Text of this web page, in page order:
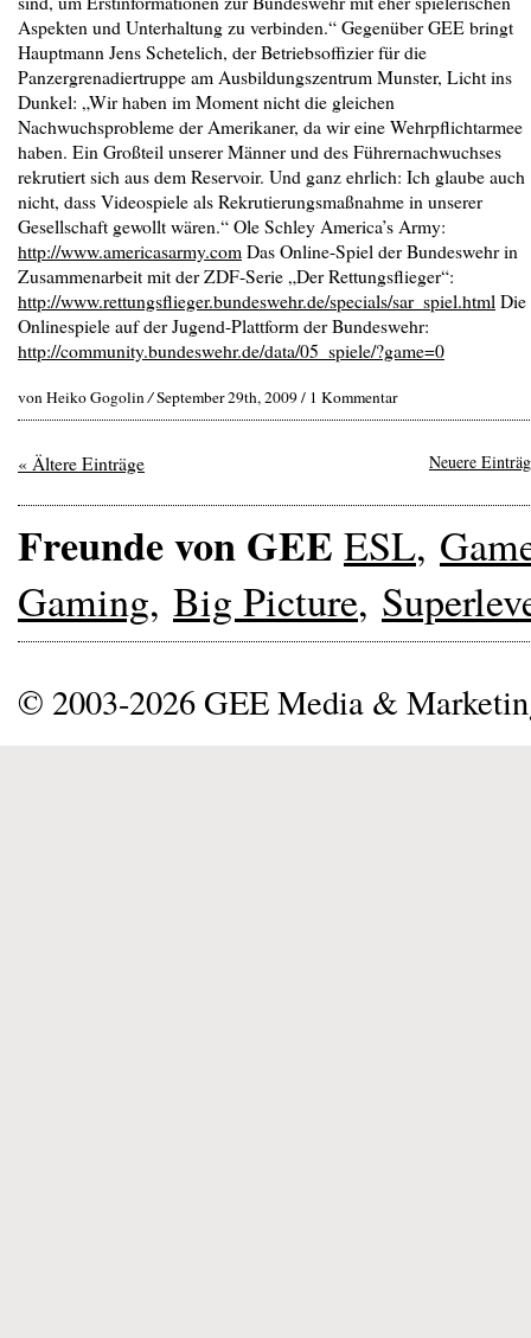
Aspekten und Unterhaltung zu verbinden.“ Gegenüber GEE bringt
Hauptmann Jens Schetelich, der Betriebsoffizier für die
Panzergrenadiertruppe am Ausbildungszentrum Munster, Licht ins
Dunkel: „Wir haben im Moment nicht die gleichen
Nachwuchsprobleme der Amerikaner, da wir eine Wehrpflichtarmee
haben. Ein Großteil unserer Männer und des Führernachwuchses
rekrutiert sich aus dem Reservoir. Und ganz ehrlich: Ich glaube auch
nicht, dass Videospiele als Rekrutierungsmaßnahme in unserer
Gesellschaft gewollt wären.“ Ole Schley America’s Army:
http://www.americasarmy.com Das Online-Spiel der Bundeswehr in
Zusammenarbeit mit der ZDF-Serie „Der Rettungsflieger“:
http://www.rettungsflieger.bundeswehr.de/specials/sar_spiel.html Die
Onlinespiele auf der Jugend-Plattform der Bundeswehr:
http://community.bundeswehr.de/data/05_spiele/?game=0
von Heiko Gogolin/September 29th, 2009 / 1 Kommentar
Neuere
« Ältere Einträge
Freunde von GEE ESL,
Gaming, Big Picture,
© 2003-2026 GEE Media &